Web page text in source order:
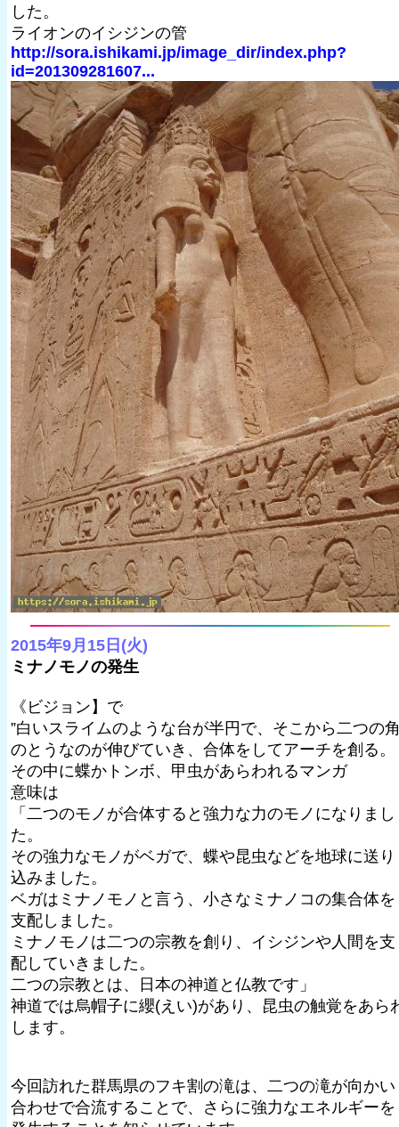
した。
ライオンのイシジンの管
http://sora.ishikami.jp/image_dir/index.php?
id=201309281607...
2015年9月15日(火)
ミナノモノの発生
《ビジョン】で
”白いスライムのような台が半円で、そこから二つの
のとうなのが伸びていき、合体をしてアーチを創る。
その中に蝶かトンボ、甲虫があらわれるマンガ
意味は
「二つのモノが合体すると強力な力のモノになりまし
た。
その強力なモノがベガで、蝶や昆虫などを地球に送り
込みました。
ベガはミナノモノと言う、小さなミナノコの集合体を
支配しました。
ミナノモノは二つの宗教を創り、イシジンや人間を支
配していきました。
二つの宗教とは、日本の神道と仏教です」
神道では烏帽子に纓(えい)があり、昆虫の触覚をあら
します。
今回訪れた群馬県のフキ割の滝は、二つの滝が向かい
合わせで合流することで、さらに強力なエネルギーを